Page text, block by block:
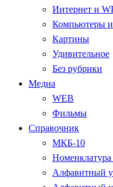
Интернет и
Компьютеры
Картины
Удивительное
Без рубрики
Медиа
WEB
Фильмы
Справочник
МКБ-10
Алфавитный